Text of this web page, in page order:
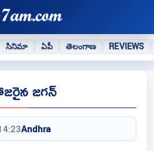
సినిమా ఏపీ తెలంగాణ REVIEWS
జగన్
Andhra